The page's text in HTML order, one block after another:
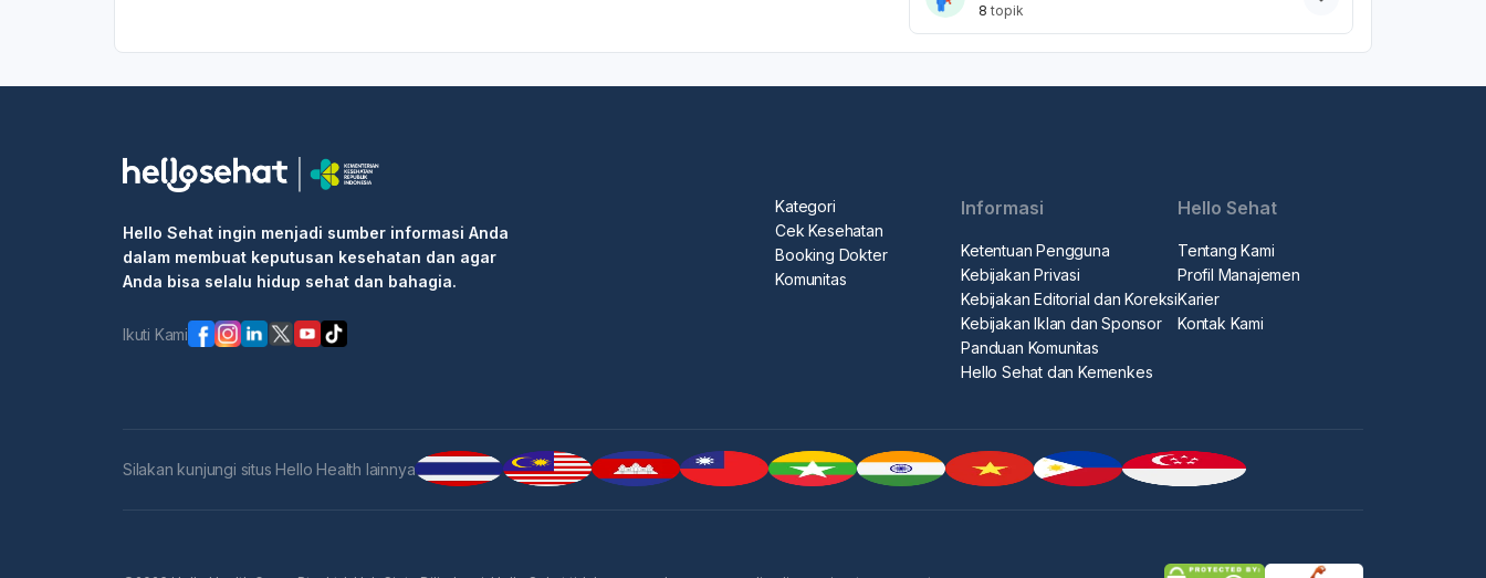
8 topik
Hello Sehat ingin menjadi sumber informasi Anda
dalam membuat keputusan kesehatan dan agar
Anda bisa selalu hidup sehat dan bahagia.
Ikuti Kami
Kategori
Cek Kesehatan
Booking Dokter
Komunitas
Informasi
Ketentuan Pengguna
Kebijakan Privasi
Kebijakan Editorial dan Koreksi
Kebijakan Iklan dan Sponsor
Panduan Komunitas
Hello Sehat dan Kemenkes
Hello Sehat
Tentang Kami
Profil Manajemen
Karier
Kontak Kami
Silakan kunjungi situs Hello Health lainnya